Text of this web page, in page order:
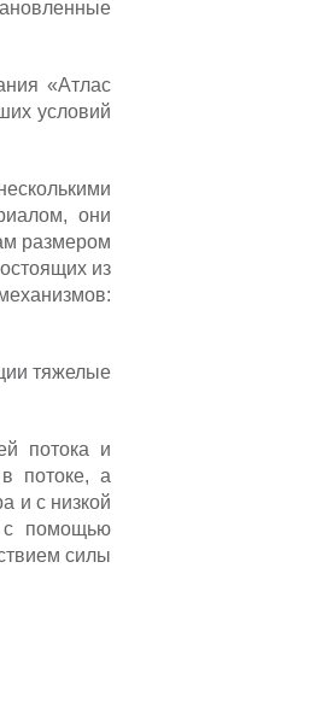
«Атлас
условий
они
размером
из
тяжелые
потока и
потоке, а
и с низкой
с помощью
силы